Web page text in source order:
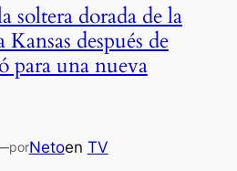
soltera dorada de la
Kansas después de
para una nueva
porNetoen TV